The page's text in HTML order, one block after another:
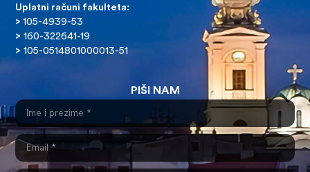
Uplatni računi fakulteta:
>105-4939-53
> 160-322641-19
> 105-0514801000013-51
PIŠI NAM